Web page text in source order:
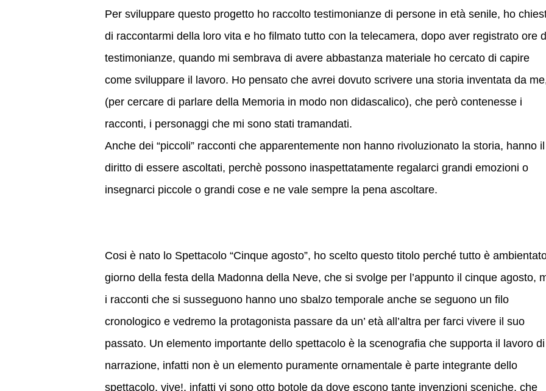
Per sviluppare questo progetto ho raccolto testimonianze di persone in età senile, ho
di raccontarmi della loro vita e ho filmato tutto con la telecamera, dopo aver registrato ore
testimonianze, quando mi sembrava di avere abbastanza materiale ho cercato di capire
come sviluppare il lavoro. Ho pensato che avrei dovuto scrivere una storia inventata da
(per cercare di parlare della Memoria in modo non didascalico), che però contenesse i
racconti, i personaggi che mi sono stati tramandati.
Anche dei “piccoli” racconti che apparentemente non hanno rivoluzionato la storia, hanno il
diritto di essere ascoltati, perchè possono inaspettatamente regalarci grandi emozioni o
insegnarci piccole o grandi cose e ne vale sempre la pena ascoltare.
Cosi è nato lo Spettacolo “Cinque agosto”, ho scelto questo titolo perché tutto è
giorno della festa della Madonna della Neve, che si svolge per l’appunto il cinque agosto,
i racconti che si susseguono hanno uno sbalzo temporale anche se seguono un filo
cronologico e vedremo la protagonista passare da un’ età all’altra per farci vivere il suo
passato. Un elemento importante dello spettacolo è la scenografia che supporta il lavoro di
narrazione, infatti non è un elemento puramente ornamentale è parte integrante dello
spettacolo, vive!, infatti vi sono otto botole da dove escono tante invenzioni sceniche, che